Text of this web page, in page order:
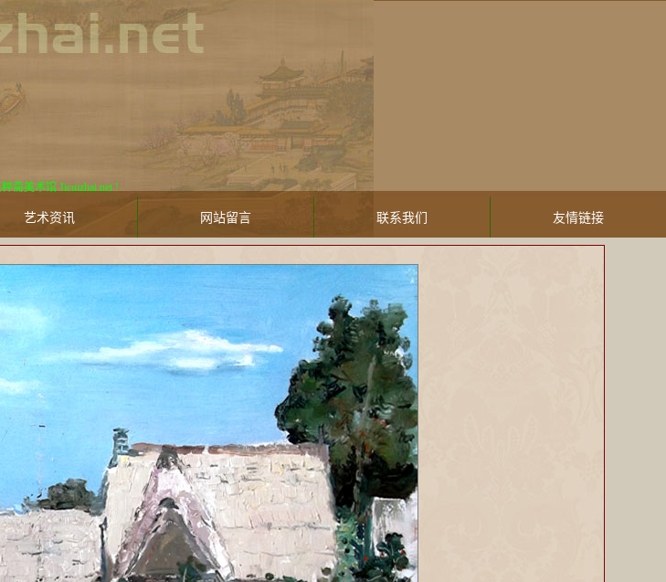
术馆 Jicuizhai.net !
艺术资讯 网站留言 联系我们 友情链接